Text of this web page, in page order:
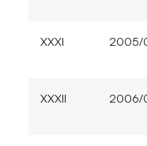
XXXI 2005/
XXXII 2006/